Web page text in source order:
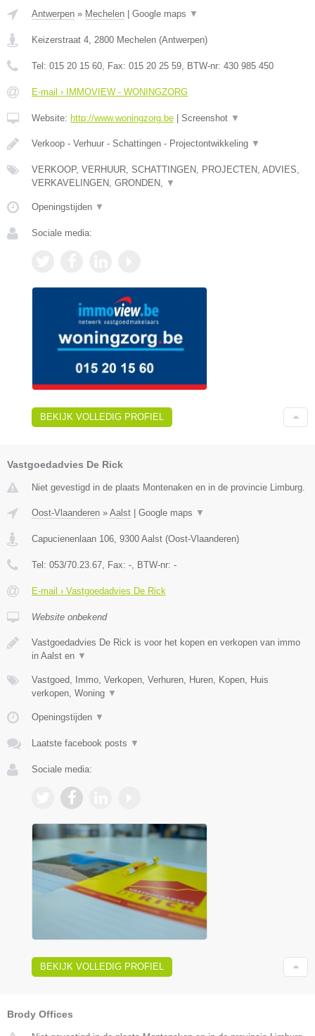
Antwerpen » Mechelen Google maps ▼
Keizerstraat 4 2800 Mechelen (Antwerpen)
Tel: 015 20 15 60 , Fax: 015 20 25 59 , BTW-nr: 430 985 450
E-mail › IMMOVIEW - WONINGZORG
Website: http://www.woningzorg.be Screenshot ▼
Verkoop - Verhuur - Schattingen - Projectontwikkeling ▼
VERKOOP, VERHUUR, SCHATTINGEN, PROJECTEN, ADVIES,
VERKAVELINGEN, GRONDEN,
▼
Openingstijden ▼
Sociale media:
BEKIJK VOLLEDIG PROFIEL
Vastgoedadvies De Rick
Niet gevestigd in de plaats Montenaken en in de provincie Limburg.
Oost-Vlaanderen » Aalst Google maps ▼
Capucienenlaan 106 9300 Aalst (Oost-Vlaanderen)
Tel: 053/70.23.67 , Fax: - , BTW-nr: -
E-mail › Vastgoedadvies De Rick
Website onbekend
Vastgoedadvies De Rick is voor het kopen en verkopen van immo
in Aalst en ▼
Vastgoed, Immo, Verkopen, Verhuren, Huren, Kopen, Huis
verkopen, Woning ▼
Openingstijden ▼
Laatste facebook posts ▼
Sociale media:
BEKIJK VOLLEDIG PROFIEL
Brody Offices